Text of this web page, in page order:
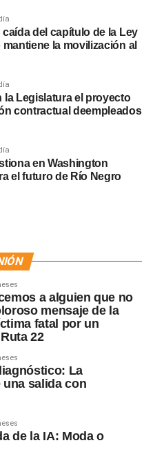
caída del capítulo de la Ley
la movilización al
la Legislatura el proyecto
contractual deempleados
en Washington
el futuro de Río Negro
a alguien que no
mensaje de la
fatal por un
22
La
una salida con
de la IA: Moda o